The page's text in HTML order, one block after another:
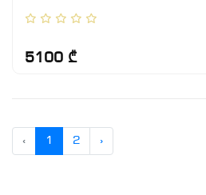
5100 ₾
‹ 1 2 ›